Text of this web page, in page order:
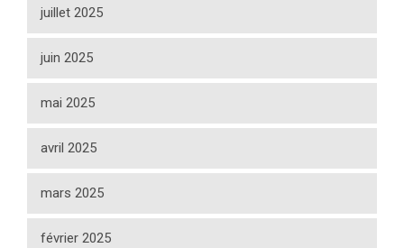
juillet 2025
juin 2025
mai 2025
avril 2025
mars 2025
février 2025